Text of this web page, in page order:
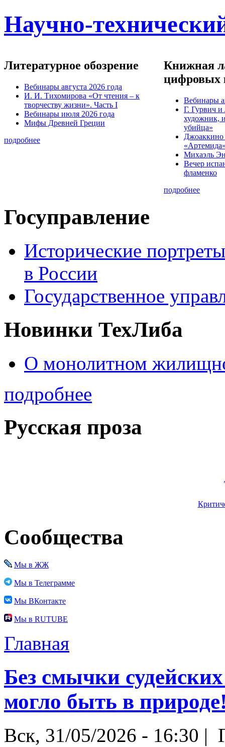
Научно-
Литературное обозрение
Вебинары августа 2026 года
И. И. Тихомирова «От чтения – к
творчеству жизни». Часть I
Вебинары июля 2026 года
Мифы Древней Греции
подробнее
Книжная
цифровых
Вебинары
Г. Гурвич
художник,
убийца»
Михаэль
Вечер
фламенко
подробнее
Госуправление
Исторические
в России
Государственное
Новинки ТехЛиба
О монолитном
подробнее
Русская проза
Сообщества
Мы в ЖЖ
Мы в Телеграмме
Мы ВКонтакте
Мы в RUTUBE
Главная
Без смычки
могло быть в
Вск, 31/05/2026 - 16:30 |